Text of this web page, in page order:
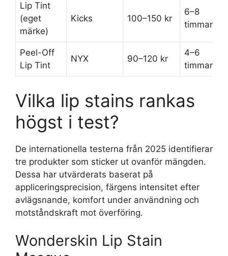
Lip Tint
(eget
märke)
Kicks 100–150 kr
6–8
timmar
Peel-Off
Lip Tint
NYX 90–120 kr
4–6
timmar
Vilka lip stains rankas
högst i test?
De internationella testerna från 2025 identifierar
tre produkter som sticker ut ovanför mängden.
Dessa har utvärderats baserat på
appliceringsprecision, färgens intensitet efter
avlägsnande, komfort under användning och
motståndskraft mot överföring.
Wonderskin Lip Stain